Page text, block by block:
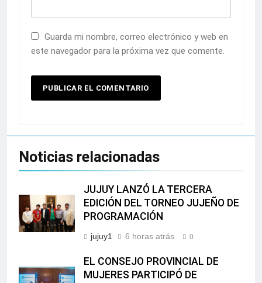
Guarda mi nombre, correo electrónico y web en
este navegador para la próxima vez que comente.
Noticias relacionadas
JUJUY LANZÓ LA TERCERA
EDICIÓN DEL TORNEO JUJEÑO DE
PROGRAMACIÓN
jujuy1 6 horas atrás 0
EL CONSEJO PROVINCIAL DE
MUJERES PARTICIPÓ DE